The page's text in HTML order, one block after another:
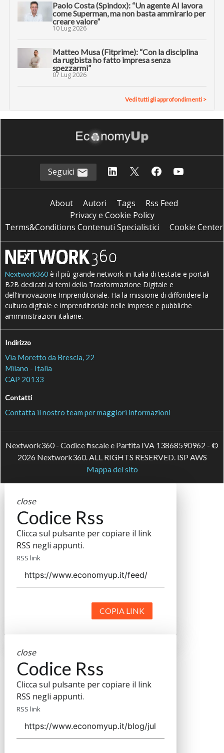
Paolo Costa (Spindox): “Un agente AI lavora
come Superman, ma non basta ammirarlo per
creare valore”
10 Lug 2026
Matteo Musa (Fitprime): “Con la disciplina
da rugbista ho fatto impresa senza
spezzarmi”
07 Lug 2026
Vedi tutti gli approfondimenti >
Seguici
About Autori Tags
Rss Feed
Privacy e Cookie Policy
Terms&Conditions Contenuti Specialistici
Cookie Center
Nextwork360 è il più grande network in Italia di testate e portali
B2B dedicati ai temi della Trasformazione Digitale e
dell’Innovazione Imprenditoriale. Ha la missione di diffondere la
cultura digitale e imprenditoriale nelle imprese e pubbliche
amministrazioni italiane.
Indirizzo
Via Moretto da Brescia, 22
Milano - Italia
CAP 20133
Contatti
Contatta il nostro team per maggiori informazioni
Nextwork360 - Codice fiscale e Partita IVA 13868590962 - ©
2026 Nextwork360. ALL RIGHTS RESERVED. ISP AWS
Mappa del sito
close
Codice Rss
Clicca sul pulsante per copiare il link
RSS negli appunti.
RSS link
COPIA LINK
close
Codice Rss
Clicca sul pulsante per copiare il link
RSS negli appunti.
RSS link